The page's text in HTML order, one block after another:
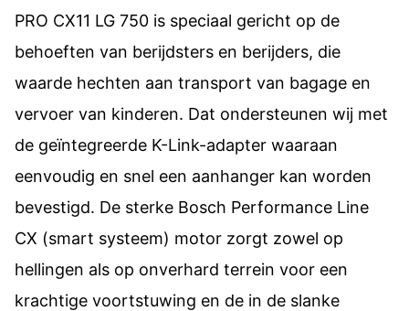
PRO CX11 LG 750 is speciaal gericht op de
behoeften van berijdsters en berijders, die
waarde hechten aan transport van bagage en
vervoer van kinderen. Dat ondersteunen wij met
de geïntegreerde K-Link-adapter waaraan
eenvoudig en snel een aanhanger kan worden
bevestigd. De sterke Bosch Performance Line
CX (smart systeem) motor zorgt zowel op
hellingen als op onverhard terrein voor een
krachtige voortstuwing en de in de slanke